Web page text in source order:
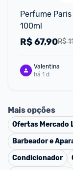
Perfume
100ml
R$
R$67,90
Valentina
há 1 d
Mais opções
Ofertas Mercado
Barbeador e
Condicionador